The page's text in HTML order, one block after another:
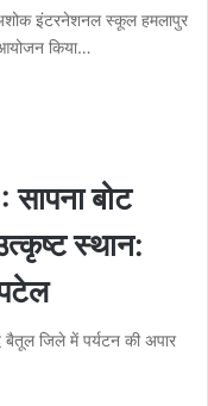
अशोक इंटरनेशनल स्कूल हमलापुर
किया…
बोट
स्थान:
पटेल
जिले में पर्यटन की अपार